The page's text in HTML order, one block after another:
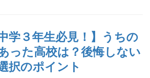
中学３年生必見！】うちの
った高校は？後悔しない
択のポイント